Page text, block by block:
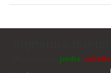
jordis cubells